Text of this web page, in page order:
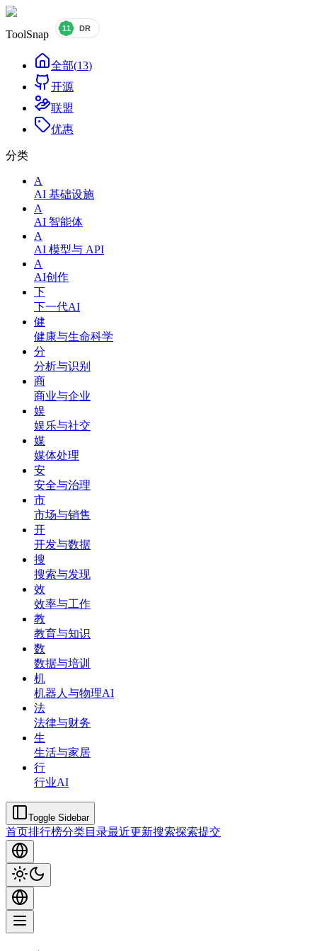
ToolSnap
全部(13)
开源
联盟
优惠
分类
A
AI 基础设施
A
AI 智能体
A
AI 模型与 API
A
AI创作
下
下一代AI
健
健康与生命科学
分
分析与识别
商
商业与企业
娱
娱乐与社交
媒
媒体处理
安
安全与治理
市
市场与销售
开
开发与数据
搜
搜索与发现
效
效率与工作
教
教育与知识
数
数据与培训
机
机器人与物理AI
法
法律与财务
生
生活与家居
行
行业AI
Toggle Sidebar
首页排行榜分类目录最近更新搜索探索提交